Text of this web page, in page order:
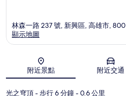
地圖
林森一路 237 號, 新興區, 高雄市, 800
顯示地圖
附近景點 附近交通
光之穹頂- 步行 6 分鐘- 0.6 公里